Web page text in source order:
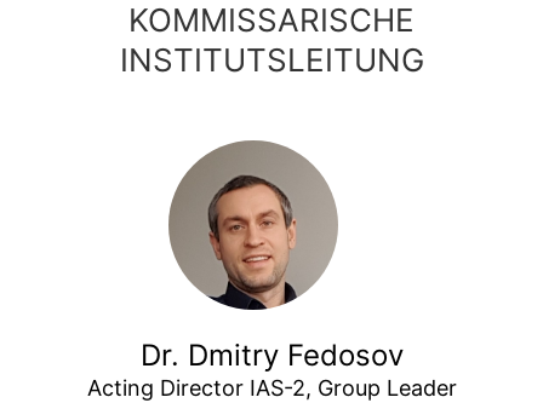
KOMMISSARISCHE
INSTITUTSLEITUNG
Dr. Dmitry Fedosov
Acting Director IAS-2, Group Leader